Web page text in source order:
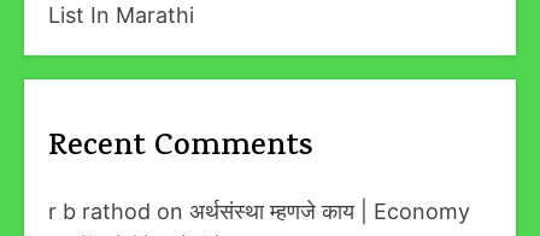
List In Marathi
Recent Comments
r b rathod on अर्थसंस्था म्हणजे काय | Economy